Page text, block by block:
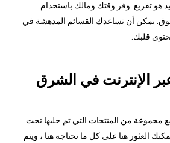
هو تفريغ. وفر وقتك ومالك باستخدام
يمكن أن تساعدك القسائم المدهشة في
قلبك.
الإنترنت في الشرق
من المنتجات التي تم جلبها تحت
العثور هنا على كل ما تحتاجه هنا ، ويتم